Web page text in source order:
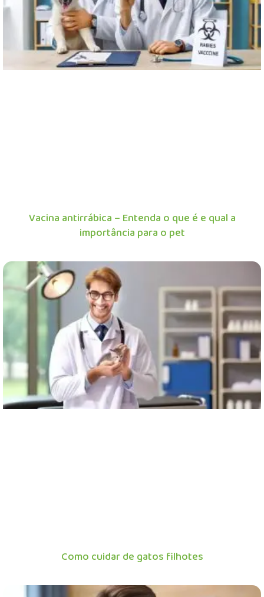
Vacina antirrábica – Entenda o que é e qual a
importância para o pet
Como cuidar de gatos filhotes